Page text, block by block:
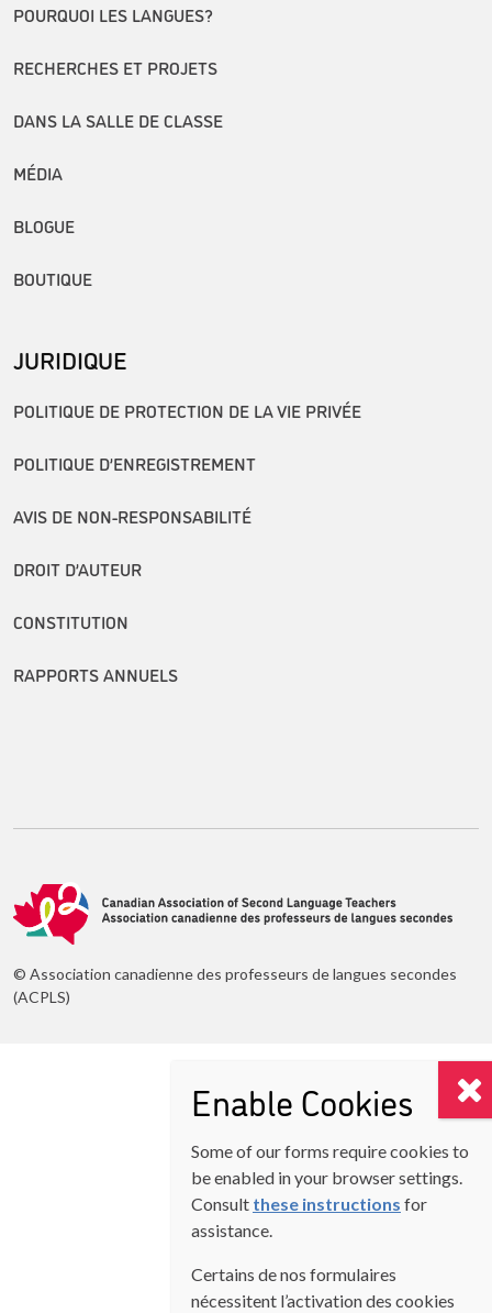
POURQUOI LES LANGUES?
RECHERCHES ET PROJETS
DANS LA SALLE DE CLASSE
MÉDIA
BLOGUE
BOUTIQUE
JURIDIQUE
POLITIQUE DE PROTECTION DE LA VIE PRIVÉE
POLITIQUE D’ENREGISTREMENT
AVIS DE NON-RESPONSABILITÉ
DROIT D’AUTEUR
CONSTITUTION
RAPPORTS ANNUELS
© Association canadienne des professeurs de langues secondes
(ACPLS)
Enable Cookies
Some of our forms require cookies to
be enabled in your browser settings.
Consult these instructions for
assistance.
Certains de nos formulaires
nécessitent l’activation des cookies